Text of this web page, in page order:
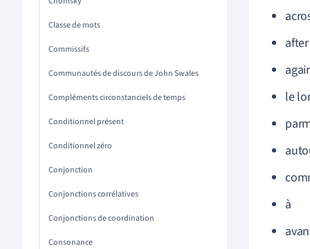
Classe de mots
Commissifs
Communautés de discours de John Swales
Compléments circonstanciels de temps
Conditionnel présent
Conditionnel zéro
Conjonction
Conjonctions corrélatives
Conjonctions de coordination
Consonance
after
le
à